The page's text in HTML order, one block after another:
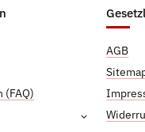
(FAQ)
AGB